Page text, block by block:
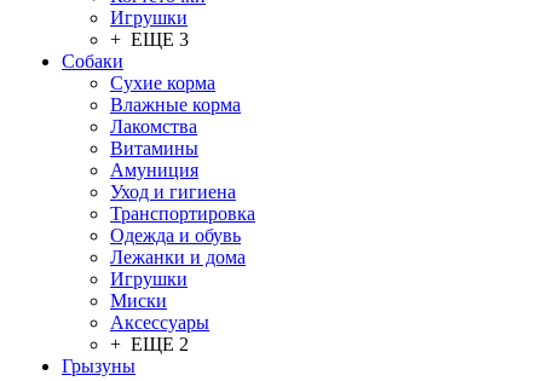
Игрушки
+ ЕЩЕ 3
Собаки
Сухие корма
Влажные корма
Лакомства
Витамины
Амуниция
Уход и гигиена
Транспортировка
Одежда и обувь
Лежанки и дома
Игрушки
Миски
Аксессуары
+ ЕЩЕ 2
Грызуны